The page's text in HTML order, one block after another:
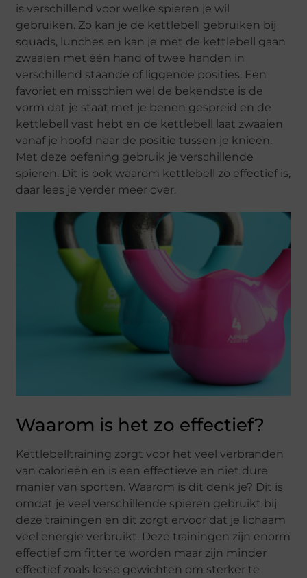
is verschillend voor welke spieren je wil
gebruiken. Zo kan je de kettlebell gebruiken bij
squads, lunches en kan je met de kettlebell gaan
zwaaien met één hand of twee handen in
verschillend staande of liggende posities. Een
favoriet en misschien wel de bekendste is de
vorm dat je staat met je benen gespreid en de
kettlebell vast hebt en de kettlebell laat zwaaien
vanaf je hoofd naar de positie tussen je knieën.
Met deze oefening gebruik je verschillende
spieren. Dit is ook waarom kettlebell zo effectief is,
daar lees je verder meer over.
Waarom is het zo effectief?
Kettlebelltraining zorgt voor het veel verbranden
van calorieën en is een effectieve en niet dure
manier van sporten. Waarom is dit denk je? Dit is
omdat je veel verschillende spieren gebruikt bij
deze trainingen en dit zorgt ervoor dat je lichaam
veel energie verbruikt. Deze trainingen zijn enorm
effectief om fitter te worden maar zijn minder
effectief zoals losse gewichten om sterker te